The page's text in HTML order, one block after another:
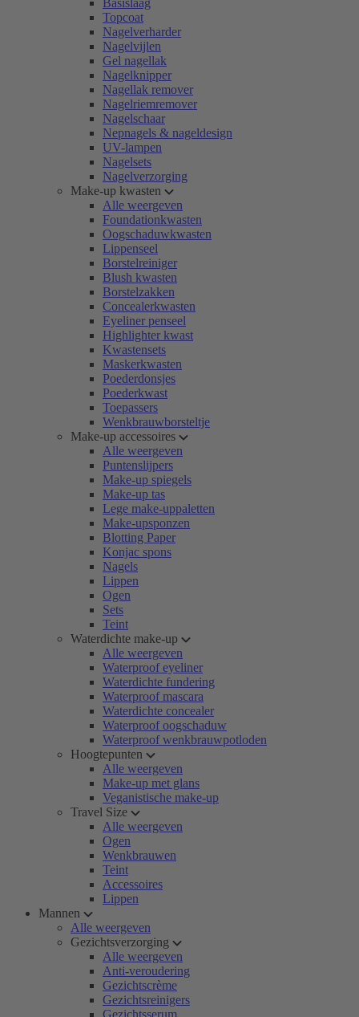
Basislaag
Topcoat
Nagelverharder
Nagelvijlen
Gel nagellak
Nagelknipper
Nagellak remover
Nagelriemremover
Nagelschaar
Nepnagels & nageldesign
UV-lampen
Nagelsets
Nagelverzorging
Make-up kwasten
Alle weergeven
Foundationkwasten
Oogschaduwkwasten
Lippenseel
Borstelreiniger
Blush kwasten
Borstelzakken
Concealerkwasten
Eyeliner penseel
Highlighter kwast
Kwastensets
Maskerkwasten
Poederdonsjes
Poederkwast
Toepassers
Wenkbrauwborsteltje
Make-up accessoires
Alle weergeven
Puntenslijpers
Make-up spiegels
Make-up tas
Lege make-uppaletten
Make-upsponzen
Blotting Paper
Konjac spons
Nagels
Lippen
Ogen
Sets
Teint
Waterdichte make-up
Alle weergeven
Waterproof eyeliner
Waterdichte fundering
Waterproof mascara
Waterdichte concealer
Waterproof oogschaduw
Waterproof wenkbrauwpotloden
Hoogtepunten
Alle weergeven
Make-up met glans
Veganistische make-up
Travel Size
Alle weergeven
Ogen
Wenkbrauwen
Teint
Accessoires
Lippen
Mannen
Alle weergeven
Gezichtsverzorging
Alle weergeven
Anti-veroudering
Gezichtscrème
Gezichtsreinigers
Gezichtsserum